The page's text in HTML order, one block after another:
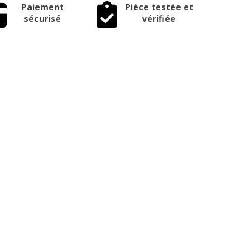
Paiement
sécurisé
Pièce testée et
vérifiée